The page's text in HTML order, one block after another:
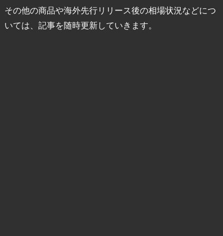
その他の商品や海外先行リリース後の相場状況などにつ
いては、記事を随時更新していきます。